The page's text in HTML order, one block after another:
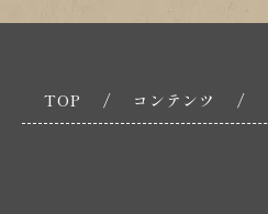
TOP / コンテンツ /